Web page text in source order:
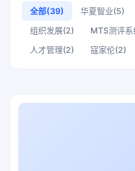
全部(39) 华夏智业(5)
组织发展(2)
MTS测评
人才管理(2)
寇家伦(2)